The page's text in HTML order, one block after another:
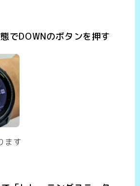
でDOWNのボタンを押す
ます